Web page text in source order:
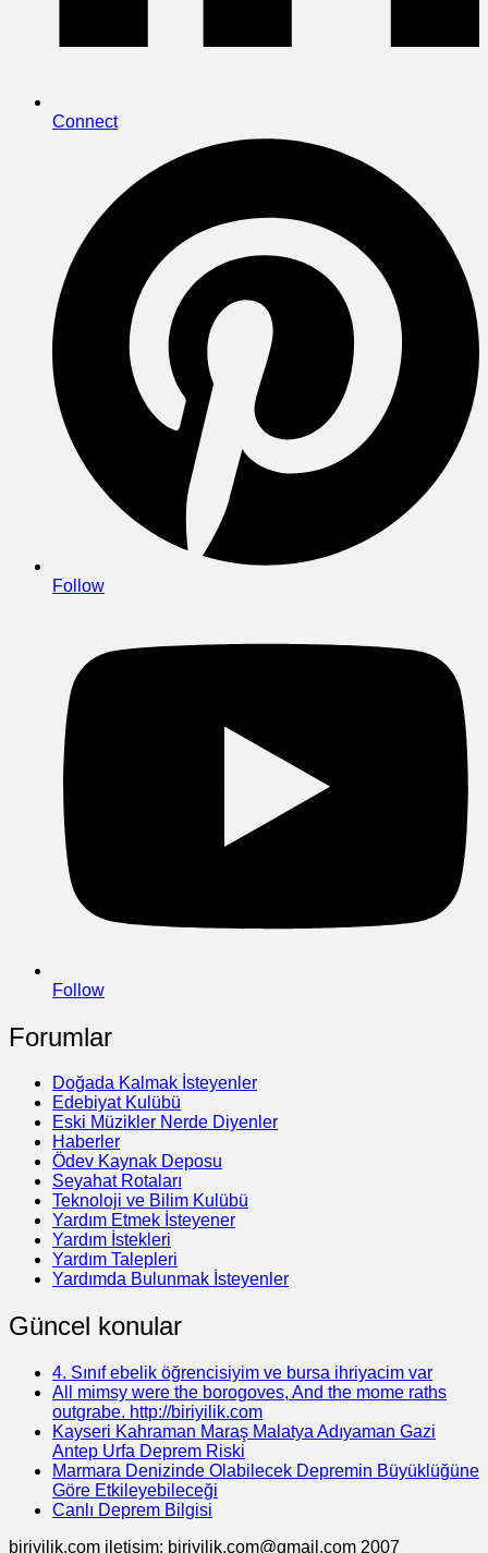
Connect
Follow
Follow
Forumlar
Doğada Kalmak İsteyenler
Edebiyat Kulübü
Eski Müzikler Nerde Diyenler
Haberler
Ödev Kaynak Deposu
Seyahat Rotaları
Teknoloji ve Bilim Kulübü
Yardım Etmek İsteyener
Yardım İstekleri
Yardım Talepleri
Yardımda Bulunmak İsteyenler
Güncel konular
4. Sınıf ebelik öğrencisiyim ve bursa ihriyacim var
All mimsy were the borogoves, And the mome raths
outgrabe. http://biriyilik.com
Kayseri Kahraman Maraş Malatya Adıyaman Gazi
Antep Urfa Deprem Riski
Marmara Denizinde Olabilecek Depremin Büyüklüğüne
Göre Etkileyebileceği
Canlı Deprem Bilgisi
biriyilik.com iletişim: biriyilik.com@gmail.com 2007